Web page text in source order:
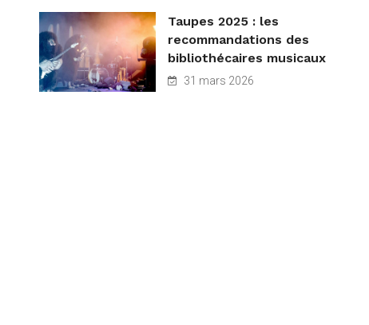
Taupes 2025 : les
recommandations des
bibliothécaires musicaux
31 mars 2026